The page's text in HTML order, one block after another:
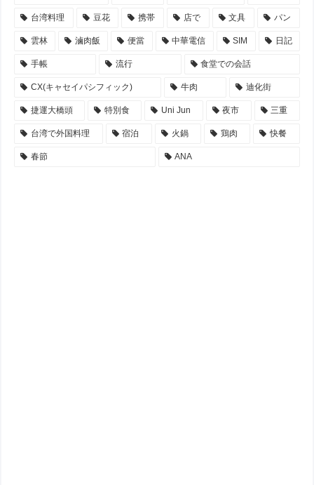
台湾料理 豆花 携帯 店で 文具 パン
雲林 滷肉飯 便當 中華電信 SIM 日記
手帳 流行 食堂での会話
CX(キャセイパシフィック) 牛肉 迪化街
捷運大橋頭 特別食 Uni Jun 夜市 三重
台湾で外国料理 宿泊 火鍋 鶏肉 快餐
春節 ANA